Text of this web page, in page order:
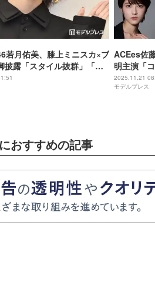
若月佑美、膝上ミニスカ×ブ
披露「スタイル抜群」「大
声
ACEes佐
明主演「
ストキャ
2025.11.21
モデルプレス
おすすめの記事